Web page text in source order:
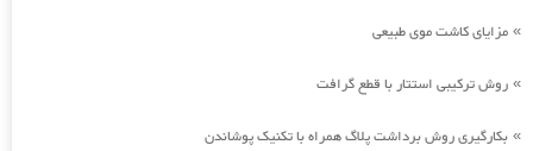
» مزایای کاشت موی طبیعی
» روش ترکیبی استتار با قطع گرافت
» بکارگیری روش برداشت پلاگ همراه با تکنیک پوشاندن